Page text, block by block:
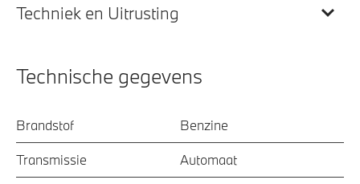
Techniek en Uitrusting
Technische gegevens
Brandstof Benzine
Transmissie Automaat